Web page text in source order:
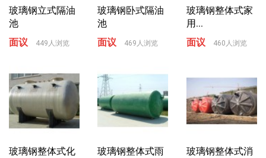
玻璃钢立式隔油
池
面议
449人浏览
玻璃钢卧式隔油
池
面议
469人浏览
玻璃钢整体式家
用...
面议
460人浏览
玻璃钢整体式化
玻璃钢整体式雨
玻璃钢整体式消